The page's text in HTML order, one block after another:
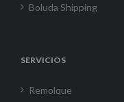
Boluda Shipping
SERVICIOS
Remolque